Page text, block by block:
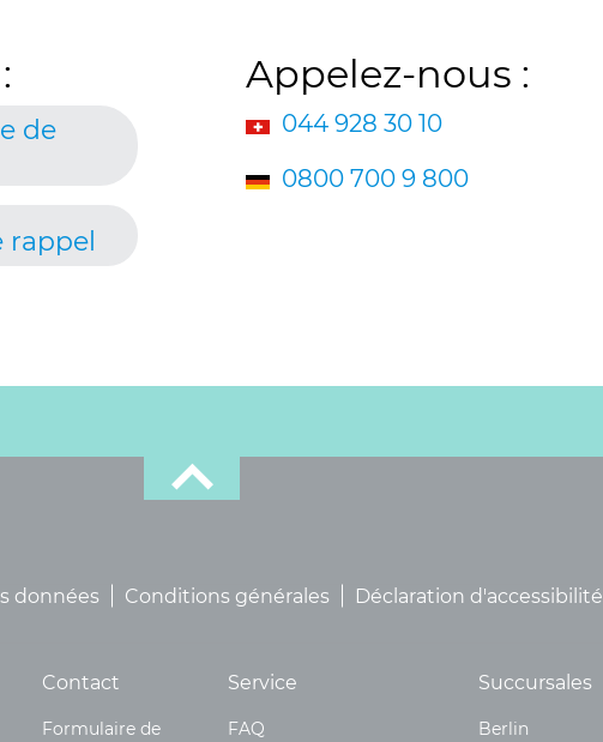
de
rappel
Appelez-nous :
044 928 30 10
0800 700 9 800
données Conditions générales Déclaration d'accessibilité
Contact
Formulaire de
Service
FAQ
Succursales
Berlin